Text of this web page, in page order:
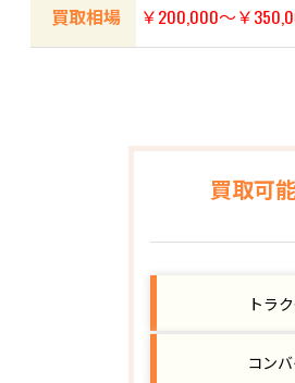
買取相場 ￥200,000～￥
買取可
トラ
コン